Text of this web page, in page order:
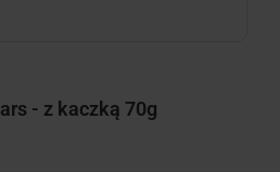
- z kaczką 70g